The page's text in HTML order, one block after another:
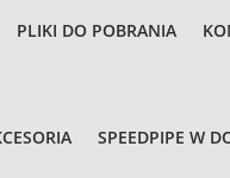
PLIKI DO POBRANIA
SPEEDPIPE W